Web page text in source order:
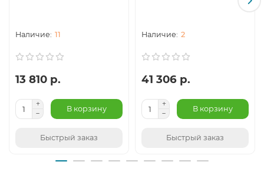
11
13 810 р.
В корзину
Быстрый заказ
2
41 306 р.
В корзину
Быстрый заказ